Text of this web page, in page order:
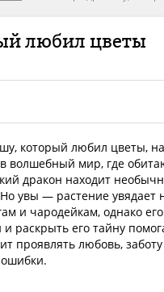
любил цветы
который любил цветы,
волшебный мир, где
дракон находит
увы — растение увядает
и чародейкам, однако
раскрыть его тайну
проявлять любовь,